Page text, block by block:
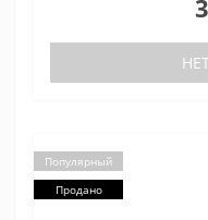
Популярный
Продано